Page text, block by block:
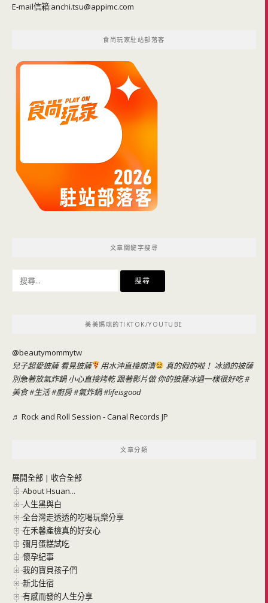
E-mail信箱:anchi.tsu@appimc.com
食尚玩家駐站部落客
文章關鍵字搜尋
美美媽咪的TIKTOK/YOUTUBE
@beautymommytw
兒子超愛披薩 看見披薩
用水沖直接崩潰
真的假的啦！ 冰過的披薩
別急著放氣炸鍋 小心直接烤乾 跟著影片做 你的披薩冰過一樣很好吃#
美食#生活#廚房#氣炸鍋#lifeisgood
♬ Rock and Roll Session - Canal Records JP
文章分類
展開全部 | 收合全部
About Hsuan...
人生黑與白
全台灣走透透的吃喝玩樂分享
在禾馨產檢真的好安心
彌月蛋糕試吃
懷孕紀事
我的寶貝孩子們
新北住宿
有感而發的人生分享